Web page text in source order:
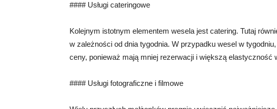
#### Usługi cateringowe
Kolejnym istotnym elementem wesela jest catering. Tutaj
w zależności od dnia tygodnia. W przypadku wesel w
ceny, ponieważ mają mniej rezerwacji i większą elastyczność
#### Usługi fotograficzne i filmowe